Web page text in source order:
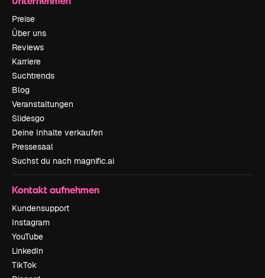
Preise
Über uns
Reviews
Karriere
Suchtrends
Blog
Veranstaltungen
Slidesgo
Deine Inhalte verkaufen
Pressesaal
Suchst du nach magnific.ai
Kontakt aufnehmen
Kundensupport
Instagram
YouTube
LinkedIn
TikTok